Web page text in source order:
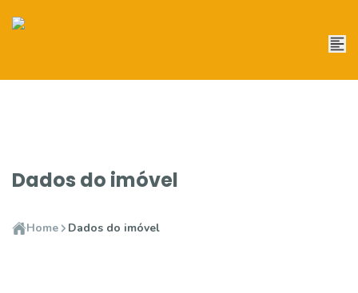
Dados do imóvel
Home Dados do imóvel